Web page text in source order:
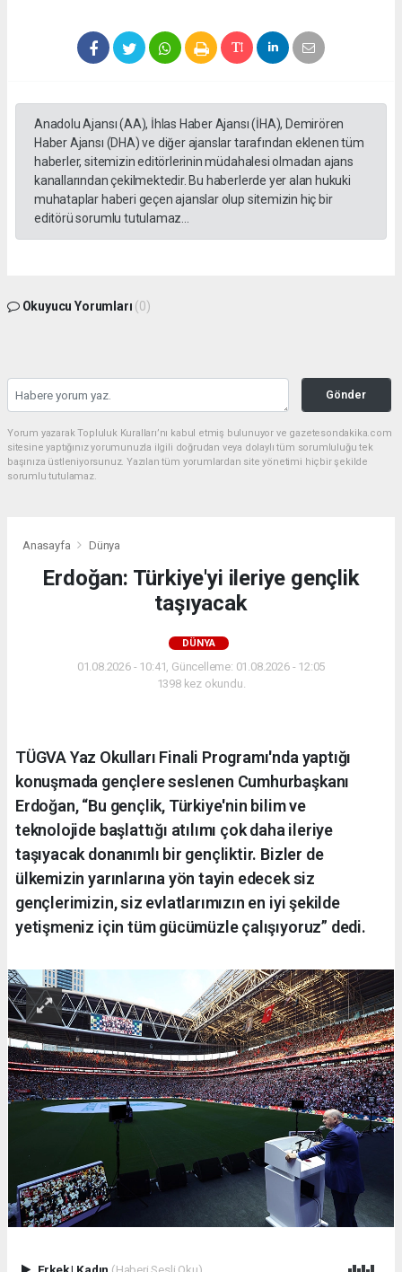
Anadolu Ajansı (AA), İhlas Haber Ajansı (İHA), Demirören
Haber Ajansı (DHA) ve diğer ajanslar tarafından eklenen tüm
haberler, sitemizin editörlerinin müdahalesi olmadan ajans
kanallarından çekilmektedir. Bu haberlerde yer alan hukuki
muhataplar haberi geçen ajanslar olup sitemizin hiç bir
editörü sorumlu tutulamaz...
Okuyucu Yorumları (0)
Gönder
Yorum yazarak Topluluk Kuralları’nı kabul etmiş bulunuyor ve gazetesondakika.com
sitesine yaptığınız yorumunuzla ilgili doğrudan veya dolaylı tüm sorumluluğu tek
başınıza üstleniyorsunuz. Yazılan tüm yorumlardan site yönetimi hiçbir şekilde
sorumlu tutulamaz.
Anasayfa Dünya
Erdoğan: Türkiye'yi ileriye gençlik
taşıyacak
DÜNYA
01.08.2026 - 10:41, Güncelleme: 01.08.2026 - 12:05
1398 kez okundu.
TÜGVA Yaz Okulları Finali Programı'nda yaptığı
konuşmada gençlere seslenen Cumhurbaşkanı
Erdoğan, “Bu gençlik, Türkiye'nin bilim ve
teknolojide başlattığı atılımı çok daha ileriye
taşıyacak donanımlı bir gençliktir. Bizler de
ülkemizin yarınlarına yön tayin edecek siz
gençlerimizin, siz evlatlarımızın en iyi şekilde
yetişmeniz için tüm gücümüzle çalışıyoruz” dedi.
Erkek| Kadın (Haberi Sesli Oku)